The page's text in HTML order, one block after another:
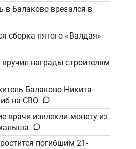
в Балаково врезался в
сборка пятого «Валдая»
вручил награды строителям
Балаково Никита
на СВО
врачи извлекли монету из
погибшим 21-